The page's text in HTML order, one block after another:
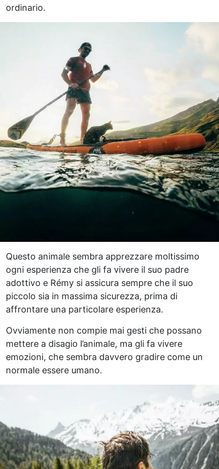
ordinario.
Questo animale sembra apprezzare moltissimo
ogni esperienza che gli fa vivere il suo padre
adottivo e Rémy si assicura sempre che il suo
piccolo sia in massima sicurezza, prima di
affrontare una particolare esperienza.
Ovviamente non compie mai gesti che possano
mettere a disagio l’animale, ma gli fa vivere
emozioni, che sembra davvero gradire come un
normale essere umano.